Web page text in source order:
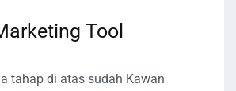
Tool
tahap di atas sudah Kawan